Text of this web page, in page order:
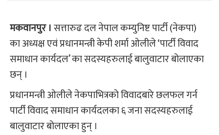
मकवानपुर ।सत्तारुढ दल नेपाल कम्युनिष्ट पार्टी (नेकपा)
का अध्यक्ष एवं प्रधानमन्त्री केपी शर्मा ओलीले ‘पार्टी विवाद
समाधान कार्यदल’ का सदस्यहरुलाई बालुवाटार बोलाएका
छन् ।
प्रधानमन्त्री ओलीले नेकपाभित्रको विवादबारे छलफल गर्न
पार्टी विवाद समाधान कार्यदलका ६ जना सदस्यहरुलाई
बालुवाटार बोलाएका हुन् ।